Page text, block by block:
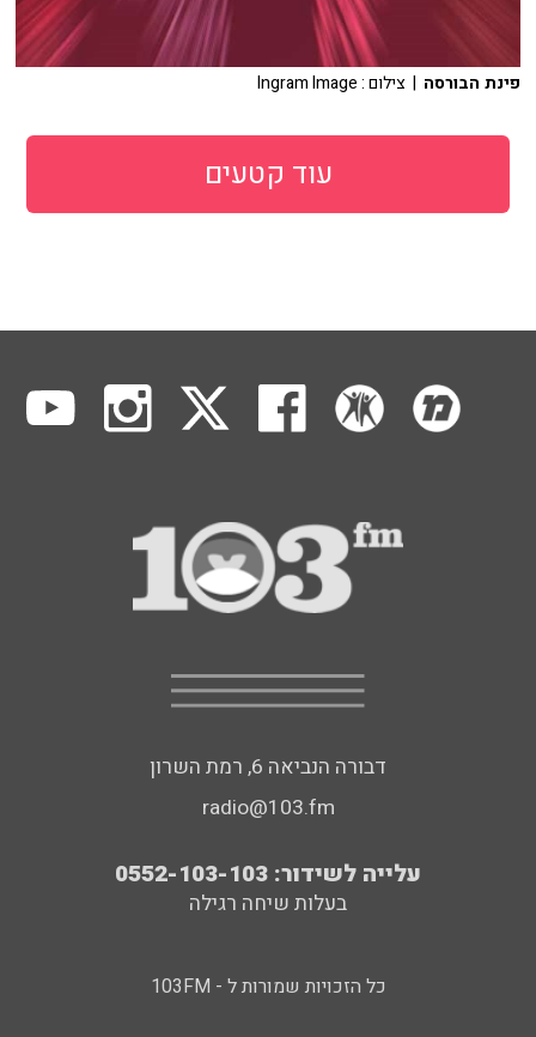
פינת הבורסה | צילום : Ingram Image
עוד קטעים
דבורה הנביאה 6, רמת השרון
radio@103.fm
עלייה לשידור: 0552-103-103
בעלות שיחה רגילה
כל הזכויות שמורות ל - 103FM